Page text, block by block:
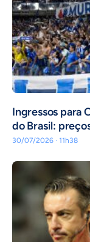
Ingressos para
do Brasil:
30/07/2026 · 11h38